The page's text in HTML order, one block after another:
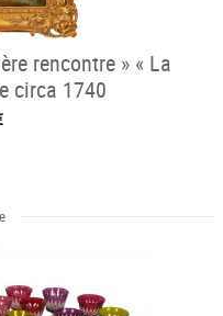
rencontre » « La
circa 1740